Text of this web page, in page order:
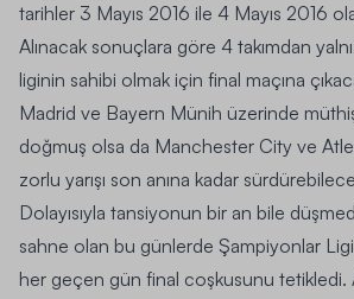
tarihler 3 Mayıs 2016 ile 4 Mayıs 2016
Alınacak sonuçlara göre 4 takımdan
liginin sahibi olmak için final maçına
Madrid ve Bayern Münih üzerinde
doğmuş olsa da Manchester City ve
zorlu yarışı son anına kadar
Dolayısıyla tansiyonun bir an bile
sahne olan bu günlerde Şampiyonlar Ligi
her geçen gün final coşkusunu tetikledi.